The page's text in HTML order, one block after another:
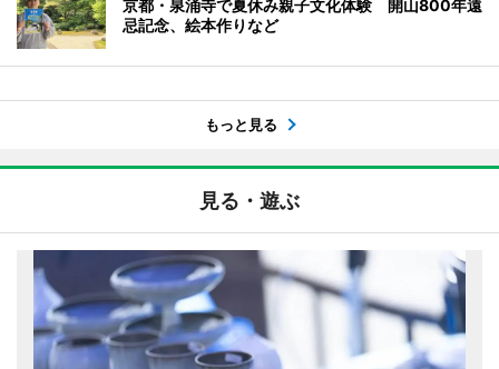
京都・泉涌寺で夏休み親子文化体験 開山800年遠
忌記念、絵本作りなど
もっと見る
見る・遊ぶ